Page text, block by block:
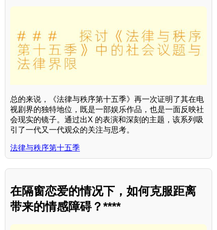
总的来说，《法律与秩序第十五季》再一次证明了其在电
视剧界的独特地位，既是一部娱乐作品，也是一面反映社
会现实的镜子。通过出X 的表演和深刻的主题，该系列吸
引了一代又一代观众的关注与思考。
法律与秩序第十五季
在隔窗恋爱的情况下，如何克服距离
带来的情感障碍？****